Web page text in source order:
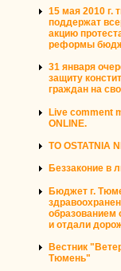
15 мая 2010 г.
поддержат
акцию
реформы
31 января
защиту
граждан на
Live comment
ONLINE.
TO OSTATNIA
Беззаконие в
Бюджет г.
образованием
и отдали
Вестник
Тюмень"